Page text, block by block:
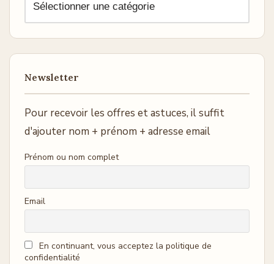
Newsletter
Pour recevoir les offres et astuces, il suffit
d'ajouter nom + prénom + adresse email
Prénom ou nom complet
Email
En continuant, vous acceptez la politique de
confidentialité